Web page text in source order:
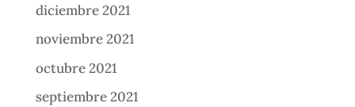
diciembre 2021
noviembre 2021
octubre 2021
septiembre 2021